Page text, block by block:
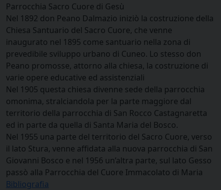
Parrocchia Sacro Cuore di Gesù
Nel 1892 don Peano Dalmazio iniziò la costruzione della
Chiesa Santuario del Sacro Cuore, che venne
inaugurato nel 1895 come santuario nella zona di
prevedibile sviluppo urbano di Cuneo. Lo stesso don
Peano promosse, attorno alla chiesa, la costruzione di
varie opere educative ed assistenziali
Nel 1905 questa chiesa divenne sede della parrocchia
omonima, stralciandola per la parte maggiore dal
territorio della parrocchia di San Rocco Castagnaretta
ed in parte da quella di Santa Maria del Bosco.
Nel 1955 una parte del territorio del Sacro Cuore, verso
il lato Stura, venne affidata alla nuova parrocchia di San
Giovanni Bosco e nel 1956 un’altra parte, sul lato Gesso
passò alla Parrocchia del Cuore Immacolato di Maria
Bibliografia